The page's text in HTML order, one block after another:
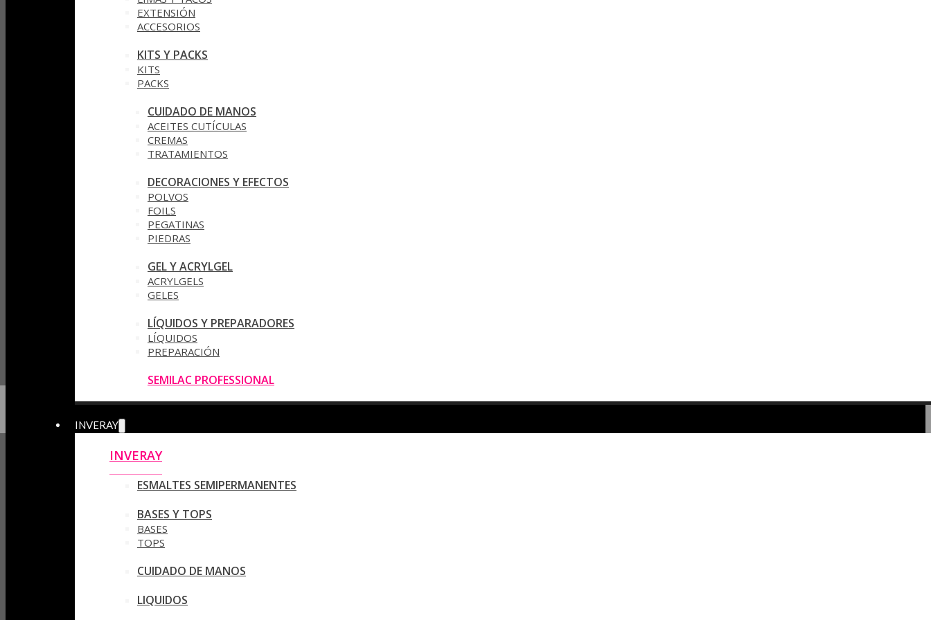
EXTENSIÓN
ACCESORIOS
KITS Y PACKS
KITS
PACKS
CUIDADO DE MANOS
ACEITES CUTÍCULAS
CREMAS
TRATAMIENTOS
DECORACIONES Y EFECTOS
POLVOS
FOILS
PEGATINAS
PIEDRAS
GEL Y ACRYLGEL
ACRYLGELS
GELES
LÍQUIDOS Y PREPARADORES
LÍQUIDOS
PREPARACIÓN
SEMILAC PROFESSIONAL
INVERAY
INVERAY
ESMALTES SEMIPERMANENTES
BASES Y TOPS
BASES
TOPS
CUIDADO DE MANOS
LIQUIDOS